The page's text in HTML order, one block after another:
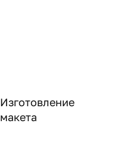
Изготовление
макета